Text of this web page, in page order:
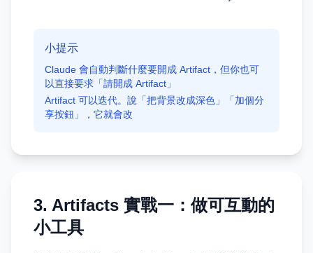
小提示
Claude 會自動判斷什麼要開成 Artifact，但你也可
以直接要求「請開成 Artifact」
Artifact 可以迭代。說「把背景改成深色」「加個分
享按鈕」，它就會改
3. Artifacts 實戰一：做可互動的
小工具